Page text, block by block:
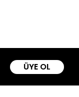
ÜYE OL